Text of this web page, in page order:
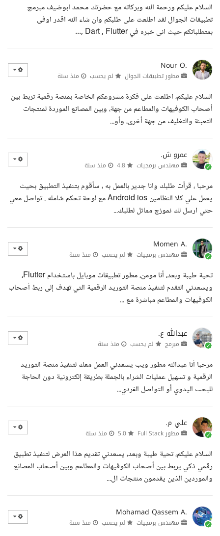
السلام عليكم ورحمة الله وبركاته مع حضرتك محمد ابوضيف مبرمج
تطبيقات الجوال لقد اطلعت على طلبكم وان شاء الله اقدر اوفى
بمتطلباتكم حيث انى خبره في Dart , Flutter ,...
Nour O.
مطور تطبيقات الجوال لم يحسب منذ سنة
السلام عليكم، اطلعت على فكرة مشروعكم الخاصة بمنصة رقمية تربط بين
أصحاب الكوفيهات والمطاعم من جهة، وبين المصانع الموردة لمنتجات
التعبئة والتغليف من جهة أخرى، وأو...
عمرو ش.
مهندس برمجيات منذ سنة
مرحبا ، قرأت طلبك وانا جدير بالعمل به ، سأقوم بتنفيذ التطبيق بحيث
يعمل علي كلا النظامين Android ios مع لوحة تحكم شامله . تواصل معي
حتي ارسل لك نموزج مماثل لطلبك...
Momen A.
مهندس برمجيات لم يحسب منذ سنة
تحية طيبة وبعد، أنا مومن، مطور تطبيقات موبايل باستخدام Flutter،
ويسعدني التقدم لتنفيذ منصة التوريد الرقمية التي تهدف إلى ربط أصحاب
الكوفيهات والمطاعم مباشرة مع ...
عبدالله ع.
مبرمج لم يحسب منذ سنة
مرحبا أنا عبدالله مطور ويب يسعدني العمل معك لتنفيذ منصة التوريد
الرقمية و تسهيل عمليات الشراء بالجملة بطريقة إلكترونية دون الحاجة
للبحث اليدوي أو التواصل الفردي...
علي م.
مطور Full Stack منذ سنة
السلام عليكم، تحية طيبة وبعد، يسعدني تقديم هذا العرض لتنفيذ تطبيق
رقمي ذكي يربط بين أصحاب الكوفيهات والمطاعم وبين أصحاب المصانع
والموردين الذين يقدمون منتجات ال...
Mohamad Qassem A.
مهندس برمجيات لم يحسب منذ سنة